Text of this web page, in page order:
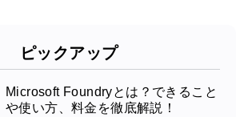
ピックアップ
Microsoft Foundryとは？できること
や使い方、料金を徹底解説！